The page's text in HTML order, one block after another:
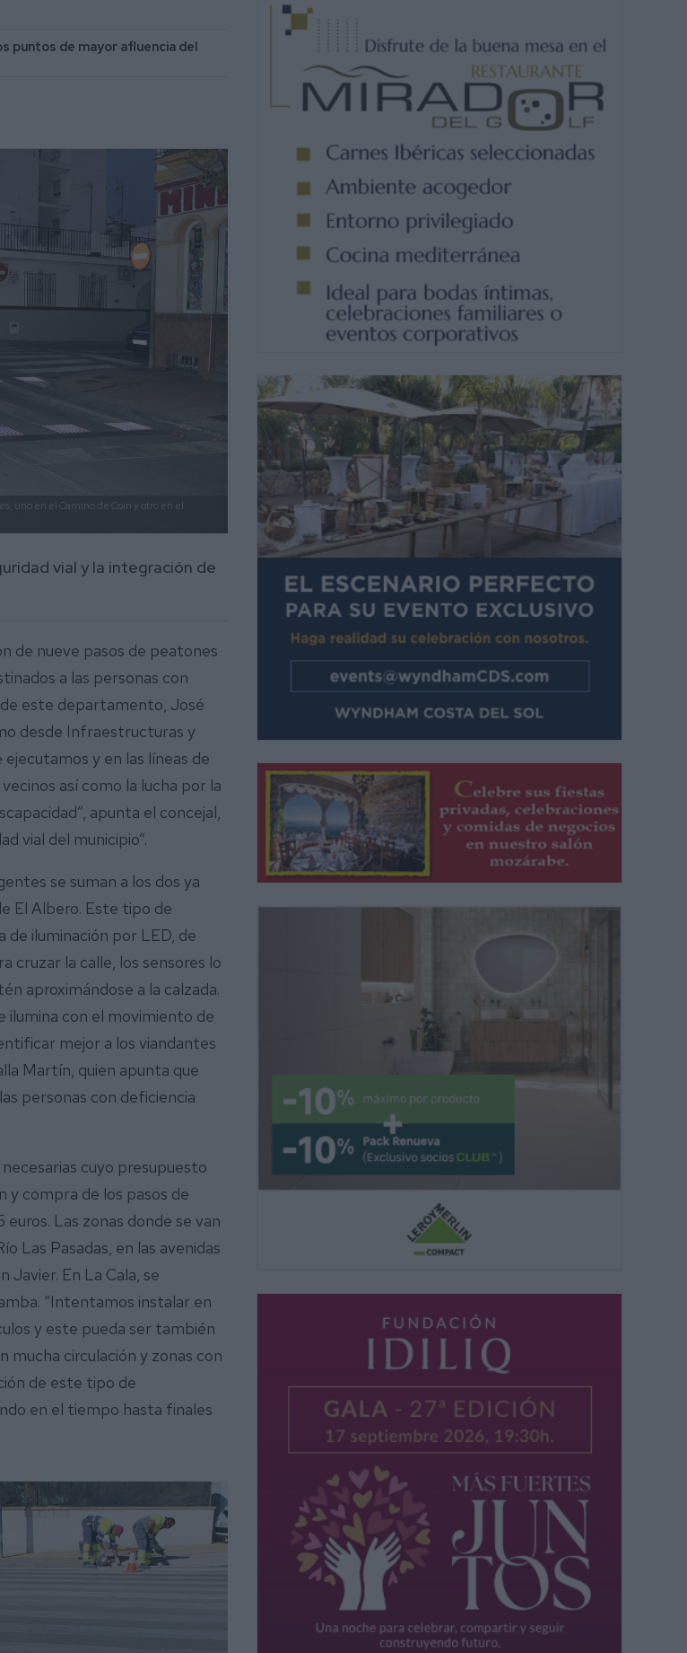
puntos de mayor afluencia del
uno en el Camino de Coín y otro en el
vial y la integración de
de nueve pasos de peatones
a las personas con
este departamento, José
desde Infraestructuras y
y en las líneas de
así como la lucha por la
apunta el concejal,
vial del municipio”.
se suman a los dos ya
El Albero. Este tipo de
iluminación por LED, de
cruzar la calle, los sensores lo
aproximándose a la calzada.
ilumina con el movimiento de
mejor a los viandantes
Martín, quien apunta que
personas con deficiencia
cuyo presupuesto
y compra de los pasos de
Las zonas donde se van
Las Pasadas, en las avenidas
Javier. En La Cala, se
“Intentamos instalar en
y este pueda ser también
mucha circulación y zonas con
de este tipo de
en el tiempo hasta finales